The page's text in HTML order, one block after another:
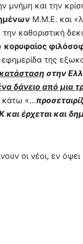
μνήμη και την
Μ.Μ.Ε. και
καθοριστική
κορυφαίος
της
στην
δάνειο από μια
κάτω «…
έρχεται και
οι νέοι, εν